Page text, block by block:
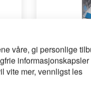
våre, gi personlige
informasjonskapsler
vite mer, vennligst les
SOUDAL
Soudasil SAN
300ml